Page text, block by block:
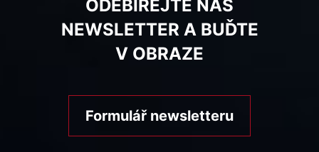
ODEBÍREJTE NÁŠ
NEWSLETTER A BUĎTE
V OBRAZE
Formulář newsletteru